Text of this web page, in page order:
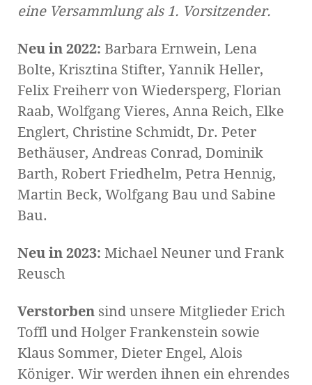
eine Versammlung als 1. Vorsitzender.
Neu in 2022: Barbara Ernwein, Lena
Bolte, Krisztina Stifter, Yannik Heller,
Felix Freiherr von Wiedersperg, Florian
Raab, Wolfgang Vieres, Anna Reich, Elke
Englert, Christine Schmidt, Dr. Peter
Bethäuser, Andreas Conrad, Dominik
Barth, Robert Friedhelm, Petra Hennig,
Martin Beck, Wolfgang Bau und Sabine
Bau.
Neu in 2023: Michael Neuner und Frank
Reusch
Verstorben sind unsere Mitglieder Erich
Toffl und Holger Frankenstein sowie
Klaus Sommer, Dieter Engel, Alois
Königer. Wir werden ihnen ein ehrendes